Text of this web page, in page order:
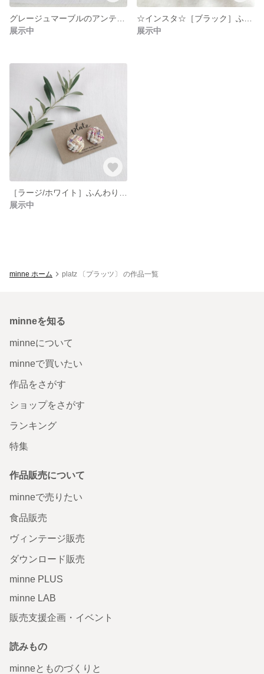
展示中
展示中
展示中
minne ホーム platz 〔プラッツ〕 の作品一覧
minneを知る
minneについて
minneで買いたい
作品をさがす
ショップをさがす
ランキング
特集
作品販売について
minneで売りたい
食品販売
ヴィンテージ販売
ダウンロード販売
minne PLUS
minne LAB
販売支援企画・イベント
読みもの
minneとものづくりと